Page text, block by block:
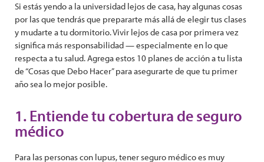
Si estás yendo a la universidad lejos de casa, hay algunas cosas
por las que tendrás que prepararte más allá de elegir tus clases
y mudarte a tu dormitorio. Vivir lejos de casa por primera vez
significa más responsabilidad — especialmente en lo que
respecta a tu salud. Agrega estos 10 planes de acción a tu lista
de “Cosas que Debo Hacer” para asegurarte de que tu primer
año sea lo mejor posible.
1. Entiende tu cobertura de seguro
médico
Para las personas con lupus, tener seguro médico es muy